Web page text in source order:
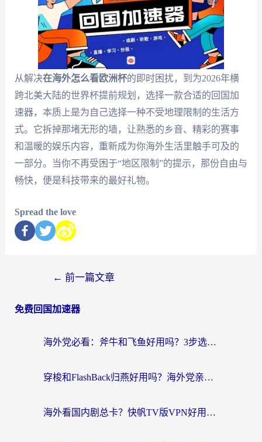
从解决在海外怎么看欧洲杯的即时困扰，到为2026年横
跨北美大陆的世界杯提前规划，选择一款合适的回国加
速器，本质上是为自己选择一种不受地理限制的生活方
式。它拆掉那堵无形的墙，让熟悉的乡音、精彩的赛事
和温暖的娱乐内容，重新成为你海外生活里触手可及的
一部分。当你不再受困于“地区限制”的提示，那份自由与
畅快，便是科技带来的最好礼物。
Spread the love
← 前一篇文章
免费回国加速器
海外党必看：斧牛和飞鱼好用吗？3步选对回国加速器，无缝刷剧玩国服
穿梭和FlashBack归燕好用吗？海外党亲测3款热门回国加速器，教你选对不踩坑
海外看国内剧总卡？快帆TV版VPN好用吗？和快滚VPN对比哪个回国效果更好？